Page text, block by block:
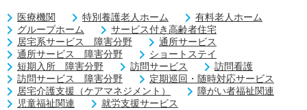
医療機関 特別養護老人ホーム
有料老人ホーム
グループホーム
サービス付き高齢者住宅
居宅系サービス 障害分野
通所サービス
通所サービス 障害分野
ショートステイ
短期入所 障害分野
訪問サービス
訪問看護
訪問サービス 障害分野
定期巡回・随時対応サービス
居宅介護支援（ケアマネジメント）
障がい者福祉関連
児童福祉関連
就労支援サービス